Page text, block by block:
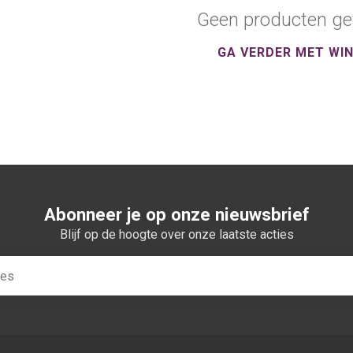
Geen producten
GA VERDER MET
Abonneer je op onze nieuwsbrief
Blijf op de hoogte over onze laatste acties